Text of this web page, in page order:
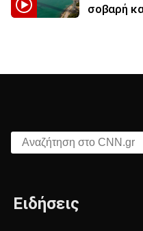
σοβαρή
Αναζήτηση στο CNN.gr
Ειδήσεις